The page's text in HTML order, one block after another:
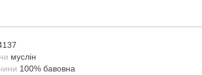
муслін
100% бавовна